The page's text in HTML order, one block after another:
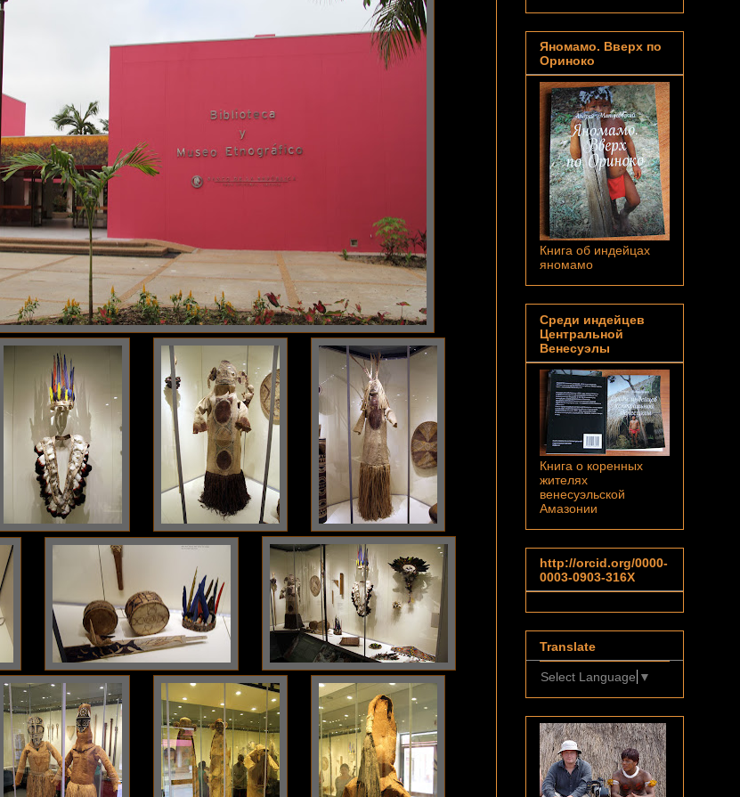
Яномамо. Вверх по
Ориноко
Книга об индейцах
яномамо
Среди индейцев
Центральной
Венесуэлы
Книга о коренных
жителях
венесуэльской
Амазонии
http://orcid.org/0000-
0003-0903-316X
Translate
Select Language ▼